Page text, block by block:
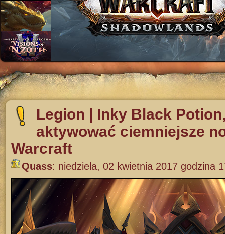
Legion | Inky Black
aktywować ciemniejsze
Warcraft
Quass: niedziela, 02 kwietnia 2017 godzina